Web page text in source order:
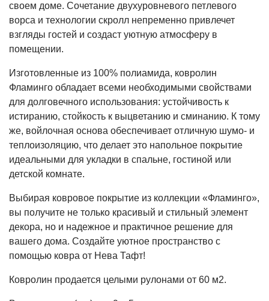
своем доме. Сочетание двухуровневого петлевого
ворса и технологии скролл непременно привлечет
взгляды гостей и создаст уютную атмосферу в
помещении.
Изготовленные из 100% полиамида, ковролин
Фламинго обладает всеми необходимыми свойствами
для долговечного использования: устойчивость к
истиранию, стойкость к выцветанию и сминанию. К тому
же, войлочная основа обеспечивает отличную шумо- и
теплоизоляцию, что делает это напольное покрытие
идеальными для укладки в спальне, гостиной или
детской комнате.
Выбирая ковровое покрытие из коллекции «Фламинго»,
вы получите не только красивый и стильный элемент
декора, но и надежное и практичное решение для
вашего дома. Создайте уютное пространство с
помощью ковра от Нева Тафт!
Ковролин продается целыми рулонами от 60 м2.